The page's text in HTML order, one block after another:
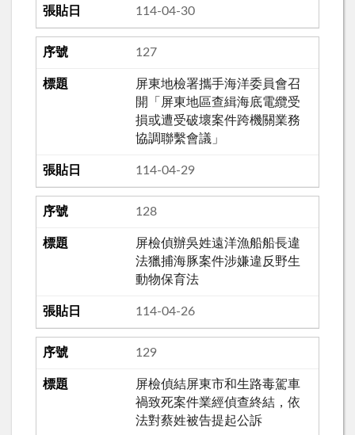
114-04-30
127
屏東地檢署攜手海洋委員會召
開「屏東地區查緝海底電纜受
損或遭受破壞案件跨機關業務
協調聯繫會議」
114-04-29
128
屏檢偵辦吳姓遠洋漁船船長違
法獵捕海豚案件涉嫌違反野生
動物保育法
114-04-26
129
屏檢偵結屏東市和生路毒駕車
禍致死案件業經偵查終結，依
法對蔡姓被告提起公訴